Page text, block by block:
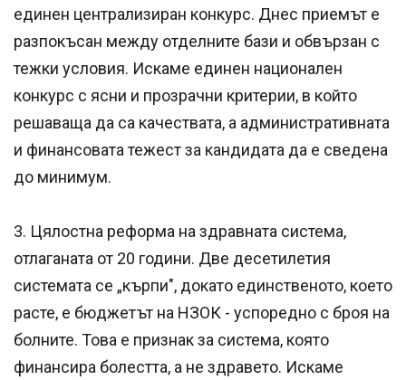
единен централизиран конкурс. Днес приемът е
разпокъсан между отделните бази и обвързан с
тежки условия. Искаме единен национален
конкурс с ясни и прозрачни критерии, в който
решаваща да са качествата, а административната
и финансовата тежест за кандидата да е сведена
до минимум.
3. Цялостна реформа на здравната система,
отлаганата от 20 години. Две десетилетия
системата се „кърпи", докато единственото, което
расте, е бюджетът на НЗОК - успоредно с броя на
болните. Това е признак за система, която
финансира болестта, а не здравето. Искаме